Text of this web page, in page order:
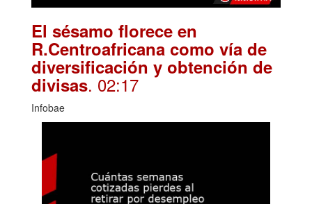
El sésamo florece en
R.Centroafricana como vía de
diversificación y obtención de
divisas. 02:17
Infobae